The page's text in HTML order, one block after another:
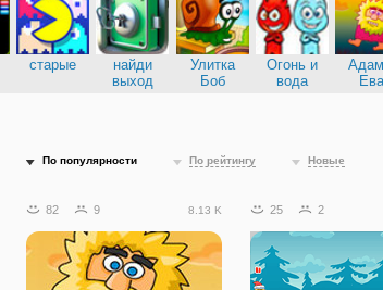
старые
найди
выход
Улитка
Боб
Огонь и
вода
По популярности По рейтингу Новые
82 9 8.13 K 25 2